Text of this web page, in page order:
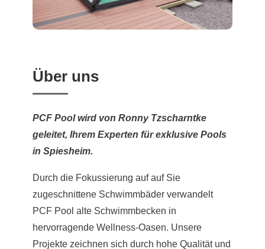
Über uns
PCF Pool wird von Ronny Tzscharntke
geleitet, Ihrem Experten für exklusive Pools
in Spiesheim.
Durch die Fokussierung auf auf Sie
zugeschnittene Schwimmbäder verwandelt
PCF Pool alte Schwimmbecken in
hervorragende Wellness-Oasen. Unsere
Projekte zeichnen sich durch hohe Qualität und